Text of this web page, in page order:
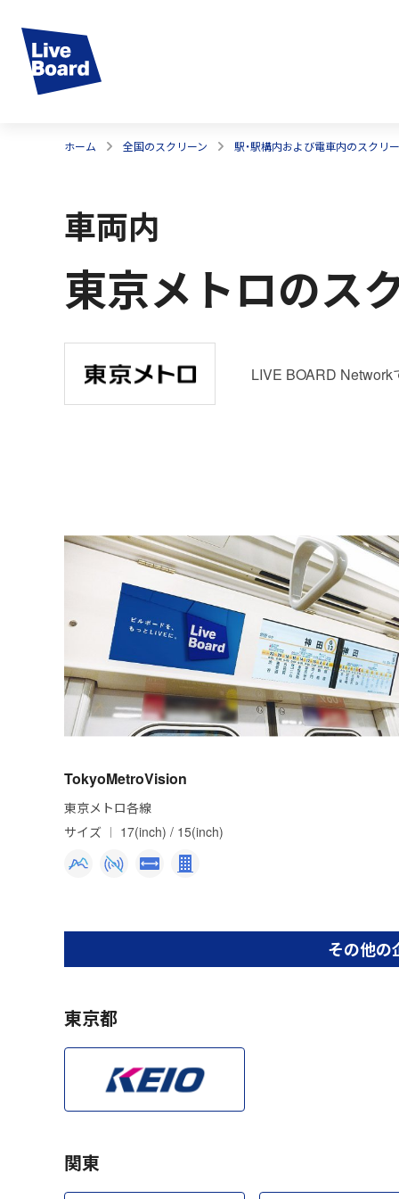
ホーム 全国のスクリーン 駅・駅構内および電車内のスクリ
車両内
東京メトロのス
LIVE BOARD Network
TokyoMetroVision
東京メトロ各線
サイズ
17(inch) / 15(inch)
その他の
東京都
関東